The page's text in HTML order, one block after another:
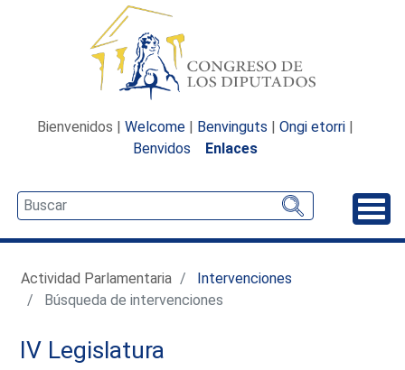
Bienvenidos | Welcome | Benvinguts | Ongi etorri |
Benvidos
Enlaces
Actividad Parlamentaria
Intervenciones
Búsqueda de intervenciones
IV Legislatura